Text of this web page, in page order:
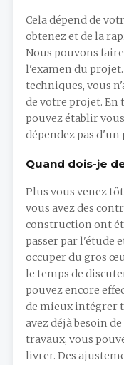
Cela dépend de
obtenez et de la
Nous pouvons
l'examen du
techniques, vous
de votre projet. En
pouvez établir
dépendez pas
Quand dois-je
Plus vous venez
vous avez des
construction ont
passer par l'étude
occuper du gros
le temps de
pouvez encore
de mieux intégrer
avez déjà besoin
travaux, vous
livrer. Des